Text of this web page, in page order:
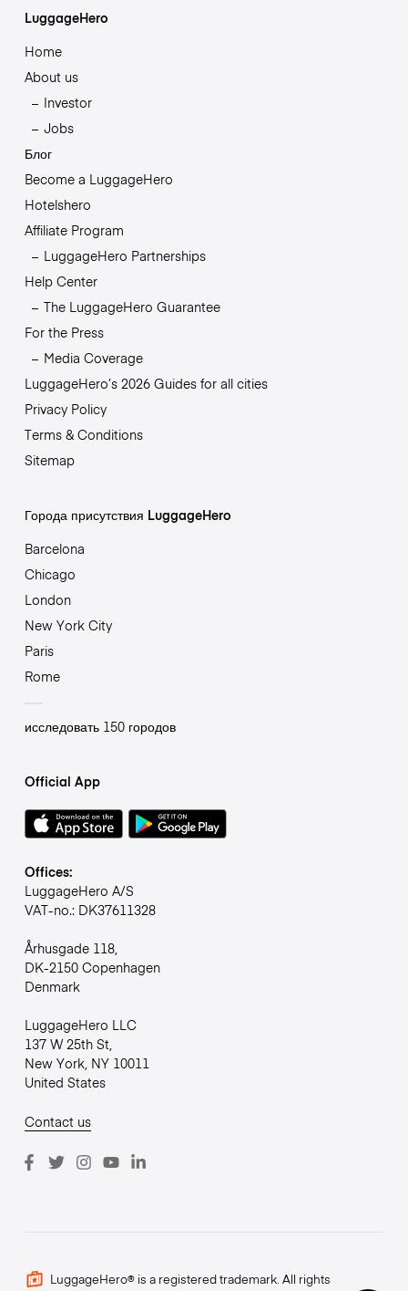
LuggageHero
Home
About us
Investor
Jobs
Блог
Become a LuggageHero
Hotelshero
Affiliate Program
LuggageHero Partnerships
Help Center
The LuggageHero Guarantee
For the Press
Media Coverage
LuggageHero’s 2026 Guides for all cities
Privacy Policy
Terms & Conditions
Sitemap
Города присутствия LuggageHero
Barcelona
Chicago
London
New York City
Paris
Rome
исследовать 150 городов
Official App
Offices:
LuggageHero A/S
VAT-no.: DK37611328
Århusgade 118,
DK-2150 Copenhagen
Denmark
LuggageHero LLC
137 W 25th St,
New York, NY 10011
United States
Contact us
LuggageHero® is a registered trademark. All rights